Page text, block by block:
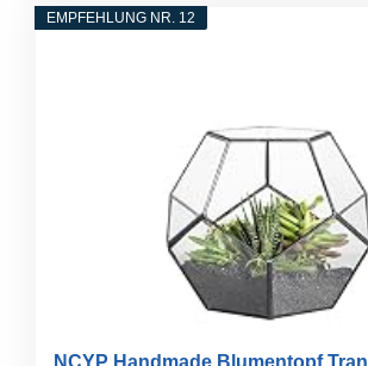
EMPFEHLUNG NR. 12
NCYP Handmade Blumentopf